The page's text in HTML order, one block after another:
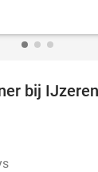
bij